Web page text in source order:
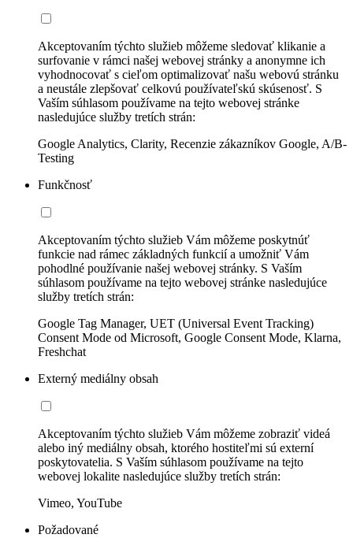
Akceptovaním týchto služieb môžeme sledovať klikanie a
surfovanie v rámci našej webovej stránky a anonymne ich
vyhodnocovať s cieľom optimalizovať našu webovú stránku
a neustále zlepšovať celkovú používateľskú skúsenosť. S
Vaším súhlasom používame na tejto webovej stránke
nasledujúce služby tretích strán:
Google Analytics, Clarity, Recenzie zákazníkov Google, A/B-
Testing
Funkčnosť
Akceptovaním týchto služieb Vám môžeme poskytnúť
funkcie nad rámec základných funkcií a umožniť Vám
pohodlné používanie našej webovej stránky. S Vaším
súhlasom používame na tejto webovej stránke nasledujúce
služby tretích strán:
Google Tag Manager, UET (Universal Event Tracking)
Consent Mode od Microsoft, Google Consent Mode, Klarna,
Freshchat
Externý mediálny obsah
Akceptovaním týchto služieb Vám môžeme zobraziť videá
alebo iný mediálny obsah, ktorého hostiteľmi sú externí
poskytovatelia. S Vaším súhlasom používame na tejto
webovej lokalite nasledujúce služby tretích strán:
Vimeo, YouTube
Požadované